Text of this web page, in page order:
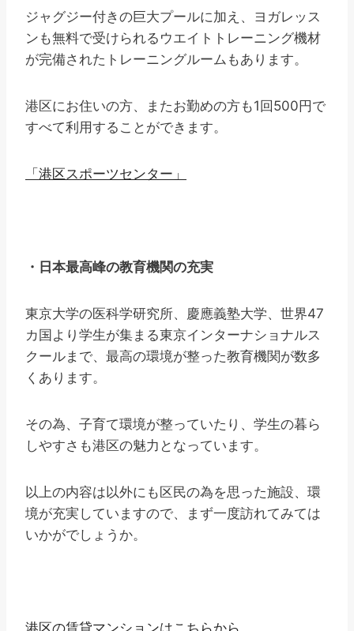
ジャグジー付きの巨大プールに加え、ヨガレッス
ンも無料で受けられるウエイトトレーニング機材
が完備されたトレーニングルームもあります。
港区にお住いの方、またお勤めの方も1回500円で
すべて利用することができます。
「港区スポーツセンター」
・日本最高峰の教育機関の充実
東京大学の医科学研究所、慶應義塾大学、世界47
カ国より学生が集まる東京インターナショナルス
クールまで、最高の環境が整った教育機関が数多
くあります。
その為、子育て環境が整っていたり、学生の暮ら
しやすさも港区の魅力となっています。
以上の内容は以外にも区民の為を思った施設、環
境が充実していますので、まず一度訪れてみては
いかがでしょうか。
港区の賃貸マンションはこちらから